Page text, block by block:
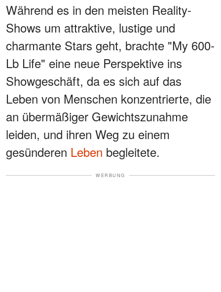
Während es in den meisten Reality-
Shows um attraktive, lustige und
charmante Stars geht, brachte "My 600-
Lb Life" eine neue Perspektive ins
Showgeschäft, da es sich auf das
Leben von Menschen konzentrierte, die
an übermäßiger Gewichtszunahme
leiden, und ihren Weg zu einem
gesünderen Leben begleitete.
WERBUNG